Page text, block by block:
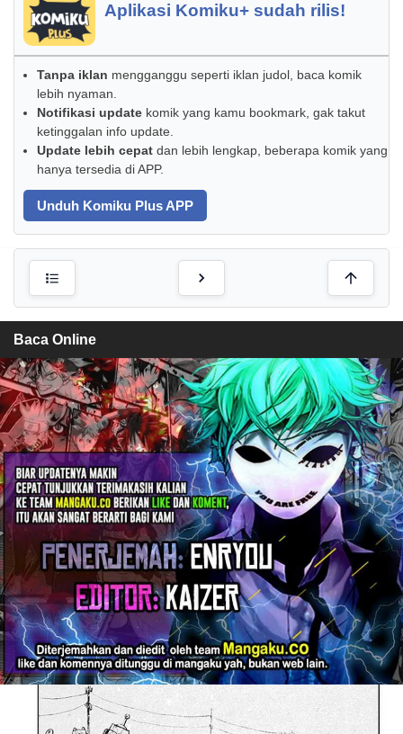
Aplikasi Komiku+ sudah rilis!
Tanpa iklan mengganggu seperti iklan judol, baca komik
lebih nyaman.
Notifikasi update komik yang kamu bookmark, gak takut
ketinggalan info update.
Update lebih cepat dan lebih lengkap, beberapa komik yang
hanya tersedia di APP.
Unduh Komiku Plus APP
Baca Online